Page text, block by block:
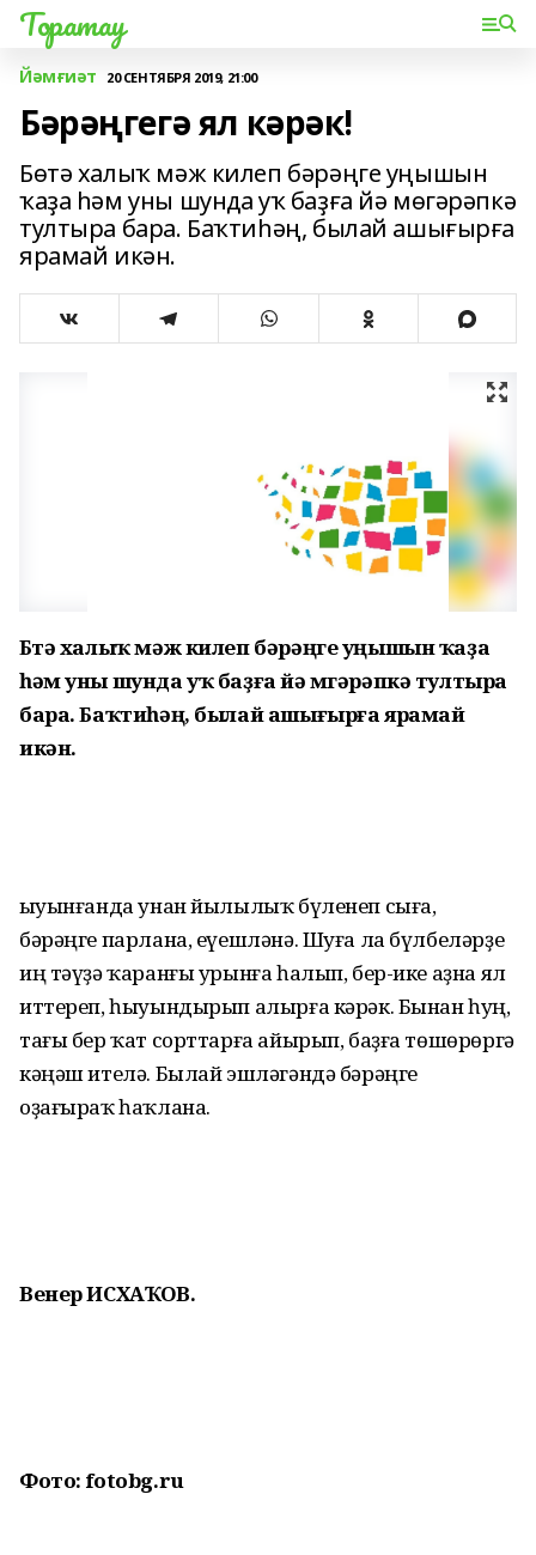
Торатау
Йәмғиәт 20 СЕНТЯБРЯ 2019, 21:00
Бәрәңгегә ял кәрәк!
Бөтә халыҡ мәж килеп бәрәңге уңышын
ҡаҙа һәм уны шунда уҡ баҙға йә мөгәрәпкә
тултыра бара. Баҡтиһәң, былай ашығырға
ярамай икән.
Бөтә халыҡ мәж килеп бәрәңге уңышын ҡаҙа
һәм уны шунда уҡ баҙға йә мөгәрәпкә тултыра
бара. Баҡтиһәң, былай ашығырға ярамай
икән.
Һыуынғанда унан йылылыҡ бүленеп сыға,
бәрәңге парлана, еүешләнә. Шуға ла бүлбеләрҙе
иң тәүҙә ҡаранғы урынға һалып, бер-ике аҙна ял
иттереп, һыуындырып алырға кәрәк. Бынан һуң,
тағы бер ҡат сорттарға айырып, баҙға төшөрөргә
кәңәш ителә. Былай эшләгәндә бәрәңге
оҙағыраҡ һаҡлана.
Венер ИСХАҠОВ.
Фото: fotobg.ru